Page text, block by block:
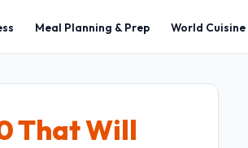
Meal Planning & Prep World Cuisine
That Will